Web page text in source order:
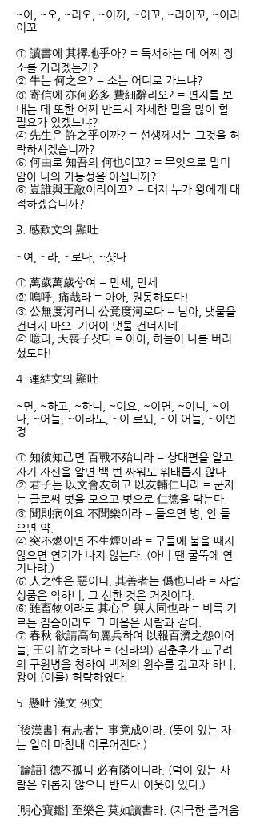
~아, ~오, ~리오, ~이까, ~이꼬, ~리이꼬, ~이리
이꼬
① 讀書에 其擇地乎아? = 독서하는 데 어찌 장
소를 가리겠는가?
② 牛는 何之오? = 소는 어디로 가느냐?
③ 寄信에 亦何必多 費細辭리오? = 편지를 보
내는 데 또한 어찌 반드시 자세한 말을 많이 할
필요가 있겠느냐?
④ 先生은 許之乎이까? = 선생께서는 그것을 허
락하시겠습니까?
⑤ 何由로 知吾의 何也이꼬? = 무엇으로 말미
암아 나의 가능성을 아십니까?
⑥ 豈誰與王敵이리이꼬? = 대저 누가 왕에게 대
적하겠습니까?
3. 感歎文의 顯吐
~여, ~라, ~로다, ~샷다
① 萬歲萬歲兮여 = 만세, 만세
② 嗚呼, 痛哉라 = 아아, 원통하도다!
③ 公無度河러니 公竟度河로다 = 님아, 냇물을
건너지 마오. 기어이 냇물 건너시네.
④ 噫라, 天喪子샷다 = 아아, 하늘이 나를 버리
셨도다!
4. 連結文의 顯吐
~면, ~하고, ~하니, ~이요, ~이면, ~이니, ~이
나, ~어늘, ~이라도, ~이 로되, ~이 어늘, ~이언
정
① 知彼知己면 百戰不殆니라 = 상대편을 알고
자기 자신을 알면 백 번 싸워도 위태롭지 않다.
② 君子는 以文會友하고 以友輔仁니라 = 군자
는 글로써 벗을 모으고 벗으로 仁德을 닦는다.
③ 聞則病이요 不聞樂이라 = 들으면 병, 안 들
으면 약.
④ 突不燃이면 不生煙이라 = 구들에 불을 때지
않으면 연기가 나지 않는다. (아니 땐 굴뚝에 연
기나랴.)
⑤ 人之性은 惡이니, 其善者는 僞也니라 = 사람
성품은 악하니, 그 선한 것은 거짓이다.
⑥ 雖畜物이라도 其心은 與人同也라 = 비록 기
르는 짐슴이라도 그 마음은 사람과 같다.
⑦ 春秋 欲請高句麗兵하여 以報百濟之怨이어
늘, 王이 許之하다 = (신라의) 김춘추가 고구려
의 구원병을 청하여 백제의 원수를 갚고자 하니,
왕이 (이를) 허락하였다.
5. 懸吐 漢文 例文
[後漢書] 有志者는 事竟成이라. (뜻이 있는 자
는 일이 마침내 이루어진다.)
[論語] 德不孤니 必有隣이니라. (덕이 있는 사
람은 외롭지 않으니 반드시 이웃이 있다.)
[明心寶鑑] 至樂은 莫如讀書라. (지극한 즐거움